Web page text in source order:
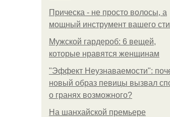
Прическа - не просто волосы, а
мощный инструмент вашего
Мужской гардероб: 6 вещей,
которые нравятся женщинам
"Эффект Неузнаваемости":
новый образ певицы вызвал
о гранях возможного?
На шанхайской премьере